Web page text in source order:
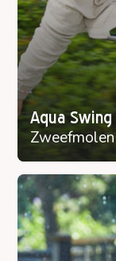
Aqua Swing
Zweefmolen